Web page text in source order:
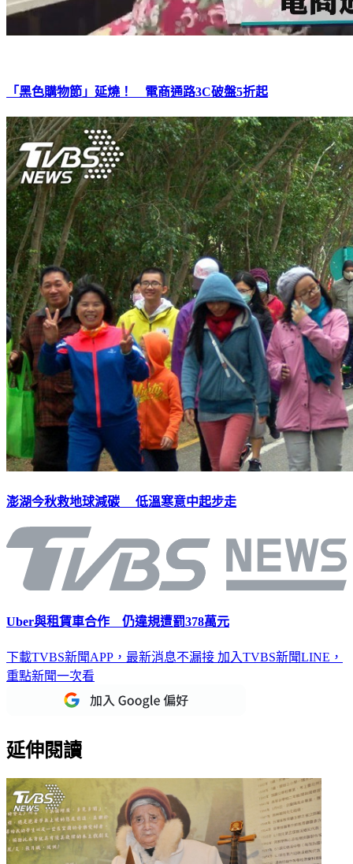
「黑色購物節」延燒！ 電商通路3C破盤5折起
澎湖今秋救地球減碳 低溫寒意中起步走
Uber與租賃車合作 仍違規遭罰378萬元
下載TVBS新聞APP，最新消息不漏接 加入TVBS新聞LINE，
重點新聞一次看
延伸閱讀